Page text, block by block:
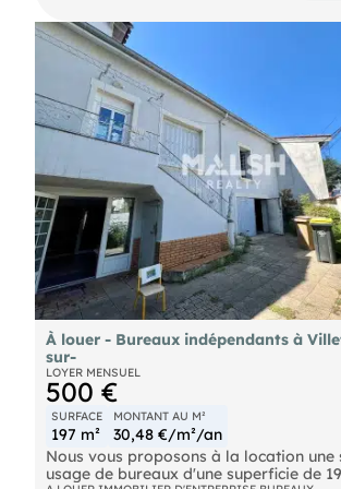
la location au sein d'une zone
Villeurbanne. Bénéficiant d'une
pratique à deux pas du campus de la
secteur des Gratte-Ciel, le bien prend
un quartier commerçant et
Vos équipes profiteront d'une
aux transports urbains (bus et
l'accès à l'ensemble du réseau
présence de services et de restaurants
périmètre immédiat apporte un vrai
quotidien. Une belle opportunité pour
votre activité sur un emplacement
Contactez-nous pour visiter.
Métro Métro A Tram Tram T1, Tram T4
C26 vélo'V Stations Vélo'V à proximité
À louer - Bureaux indépendants à
sur-
LOYER MENSUEL
500 €
SURFACE
197 m²
MONTANT AU M²
30,48 €/m²/an
Nous vous proposons à la location une
usage de bureaux d'une superficie de